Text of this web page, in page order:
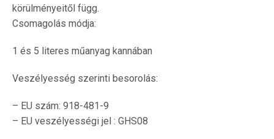
körülményeitől függ.
Csomagolás módja:
1 és 5 literes műanyag kannában
Veszélyesség szerinti besorolás:
– EU szám: 918-481-9
– EU veszélyességi jel : GHS08